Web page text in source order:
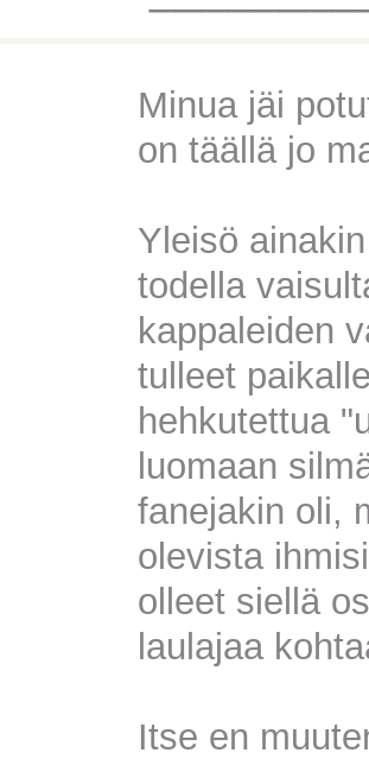
Minua jäi
on täällä jo
Yleisö
todella
kappaleiden
tulleet
hehkutettua
luomaan
fanejakin oli,
olevista
olleet siellä
laulajaa
Itse en